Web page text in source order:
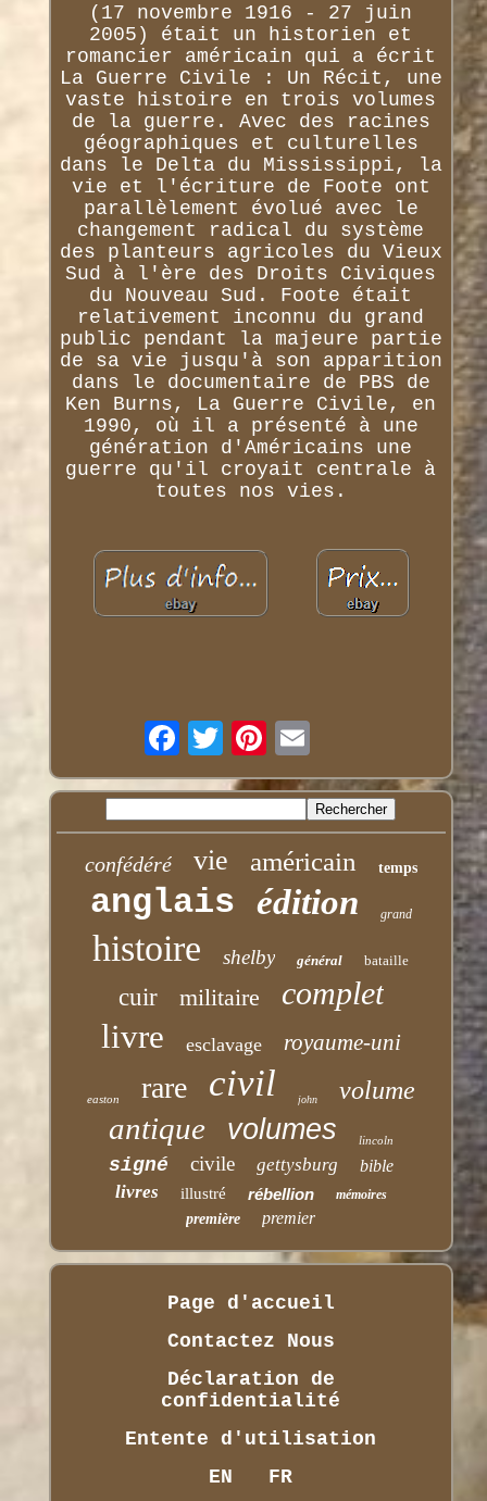
(17 novembre 1916 - 27 juin
2005) était un historien et
romancier américain qui a écrit
La Guerre Civile : Un Récit, une
vaste histoire en trois volumes
de la guerre. Avec des racines
géographiques et culturelles
dans le Delta du Mississippi, la
vie et l'écriture de Foote ont
parallèlement évolué avec le
changement radical du système
des planteurs agricoles du Vieux
Sud à l'ère des Droits Civiques
du Nouveau Sud. Foote était
relativement inconnu du grand
public pendant la majeure partie
de sa vie jusqu'à son apparition
dans le documentaire de PBS de
Ken Burns, La Guerre Civile, en
1990, où il a présenté à une
génération d'Américains une
guerre qu'il croyait centrale à
toutes nos vies.
confédéré vie américain temps
anglais édition grand
histoire shelby général bataille
cuir militaire complet
livre esclavage royaume-uni
easton rare civil john volume
antique volumes lincoln
signé civile gettysburg bible
livres illustré rébellion mémoires
première premier
Page d'accueil
Contactez Nous
Déclaration de
confidentialité
Entente d'utilisation
EN
FR